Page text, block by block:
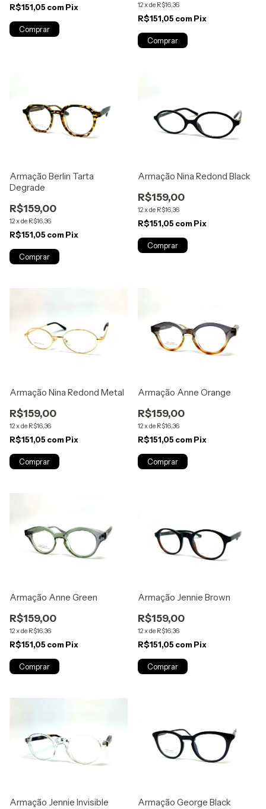
R$151,05 com Pix 12xde R$16,36
R$151,05 com Pix
Armação Berlin Tarta
Degrade
R$159,00
12xde R$16,36
R$151,05 com Pix
Armação Nina Redond Black
R$159,00
12xde R$16,36
R$151,05 com Pix
Armação Nina Redond Metal
R$159,00
12xde R$16,36
R$151,05 com Pix
Armação Anne Orange
R$159,00
12xde R$16,36
R$151,05 com Pix
Armação Anne Green
R$159,00
12xde R$16,36
R$151,05 com Pix
Armação Jennie Brown
R$159,00
12xde R$16,36
R$151,05 com Pix
Armação Jennie Invisible Armação George Black